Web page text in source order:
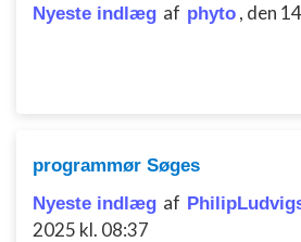
Nyeste indlæg af phyto , den
programmør Søges
Nyeste indlæg af
2025 kl. 08:37